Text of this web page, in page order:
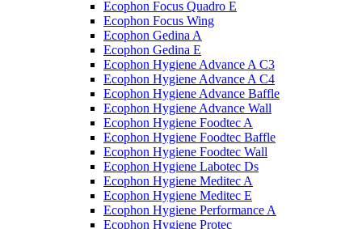
Ecophon Focus Quаdro E
Ecophon Focus Wing
Ecophon Gedina A
Ecophon Gedina E
Ecophon Hygiene Advance A C3
Ecophon Hygiene Advance A C4
Ecophon Hygiene Advance Baffle
Ecophon Hygiene Advance Wall
Ecophon Hygiene Foodtec A
Ecophon Hygiene Foodtec Baffle
Ecophon Hygiene Foodtec Wall
Ecophon Hygiene Labotec Ds
Ecophon Hygiene Meditec A
Ecophon Hygiene Meditec E
Ecophon Hygiene Performance A
Ecophon Hygiene Proteс